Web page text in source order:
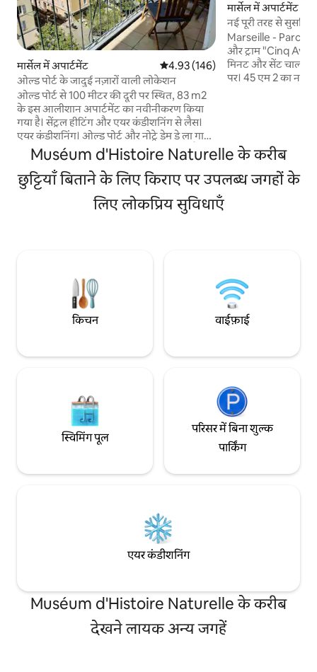
मार्सेल में अपार्टमेंट औसत रेटिंग 5 में से 4.93, 146 समीक्षाएँ
4.93 (146)
ओल्ड पोर्ट के जादुई नज़ारों वाली लोकेशन
ओल्ड पोर्ट से 100 मीटर की दूरी पर स्थित, 83 m2
के इस आलीशान अपार्टमेंट का नवीनीकरण किया
गया है। सेंट्रल हीटिंग और एयर कंडीशनिंग से लैस।
एयर कंडीशनिंग। ओल्ड पोर्ट और नोट्रे डेम डे ला गार्डे
के असाधारण दृश्यों के साथ एक बड़ी बालकनी है।
बेडरूम 1 और लिविंग - डाइनिंग रूम, जिसमें शहर की
बड़ी - बड़ी खिड़कियाँ हैं, जिन्हें नज़रअंदाज़ नहीं किया
जा सकता। बेडरूम 2 बेडरूम के सामने स्थित है 1.
अलग किचन। पुराने बंदरगाह के सामने बाथटब वाला
बड़ा बाथरूम। अलग शौचालय। हाई - स्पीड फाइबर
मार्सेल में अपार्टमेंट
नई पूरी तरह से
Marseille - Parc
और ट्राम "Cinq
मिनट और सेंट चार्ल्स
पर। 45 एम 2 का
अनदेखी बेडरूम।
साथ नई सुसज्जित रसोई। बहुत उच्च गति
शांत अपार्टमेंट
Muséum d'Histoire Naturelle के करीब
छुट्टियाँ बिताने के लिए किराए पर उपलब्ध जगहों के
लिए लोकप्रिय सुविधाएँ
किचन वाईफ़ाई
स्विमिंग पूल
परिसर में बिना शुल्क
पार्किंग
एयर कंडीशनिंग
Muséum d'Histoire Naturelle के करीब
देखने लायक अन्य जगहें